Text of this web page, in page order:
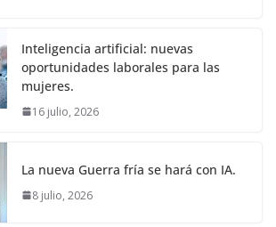
Inteligencia artificial: nuevas
oportunidades laborales para las
mujeres.
16 julio, 2026
La nueva Guerra fría se hará con IA.
8 julio, 2026